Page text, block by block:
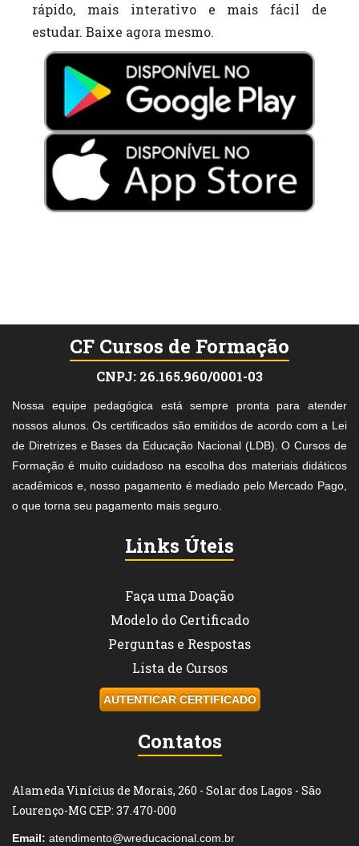
rápido, mais interativo e mais fácil de
estudar. Baixe agora mesmo.
CF Cursos de Formação
CNPJ: 26.165.960/0001-03
Nossa equipe pedagógica está sempre pronta para atender
nossos alunos. Os certificados são emitidos de acordo com a Lei
de Diretrizes e Bases da Educação Nacional (LDB). O Cursos de
Formação é muito cuidadoso na escolha dos materiais didáticos
acadêmicos e, nosso pagamento é mediado pelo Mercado Pago,
o que torna seu pagamento mais seguro.
Links Úteis
Faça uma Doação
Modelo do Certificado
Perguntas e Respostas
Lista de Cursos
AUTENTICAR CERTIFICADO
Contatos
Alameda Vinícius de Morais, 260 - Solar dos Lagos - São
Lourenço-MG CEP: 37.470-000
Email: atendimento@wreducacional.com.br